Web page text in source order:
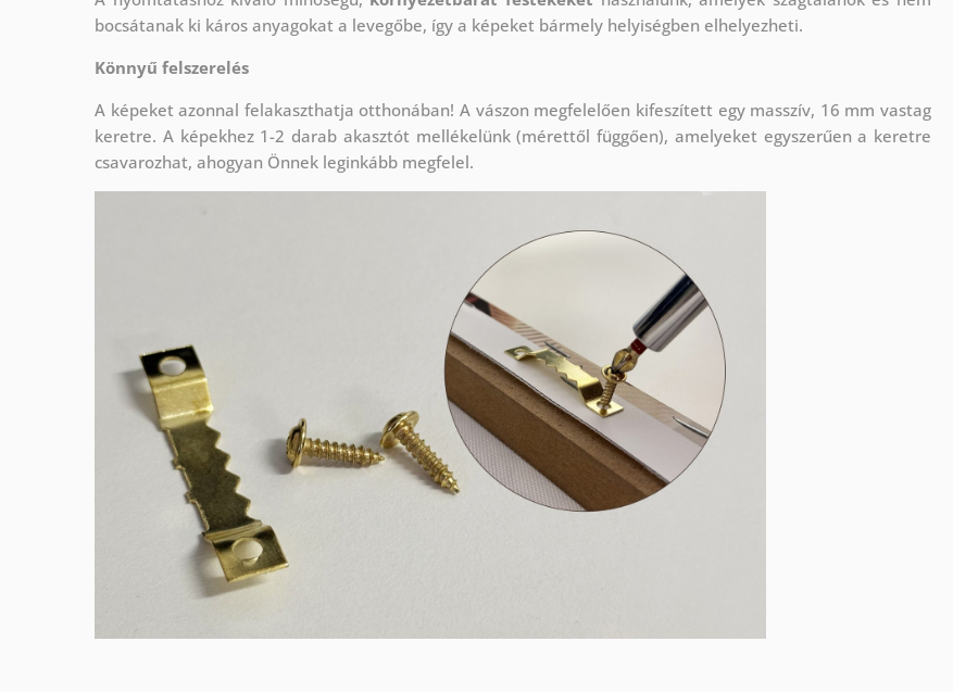
bocsátanak ki káros anyagokat a levegőbe, így a képeket bármely helyiségben elhelyezheti.
Könnyű felszerelés
A képeket azonnal felakaszthatja otthonában! A vászon megfelelően kifeszített egy masszív, 16 mm vastag
keretre. A képekhez 1-2 darab akasztót mellékelünk (mérettől függően), amelyeket egyszerűen a keretre
csavarozhat, ahogyan Önnek leginkább megfelel.